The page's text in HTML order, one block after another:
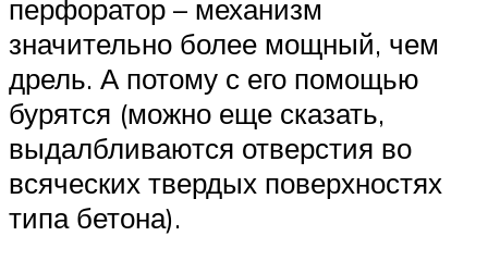
перфоратор – механизм
значительно более мощный, чем
дрель. А потому с его помощью
бурятся (можно еще сказать,
выдалбливаются отверстия во
всяческих твердых поверхностях
типа бетона).